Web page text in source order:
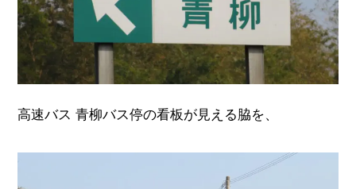
高速バス 青柳バス停の看板が見える脇を、